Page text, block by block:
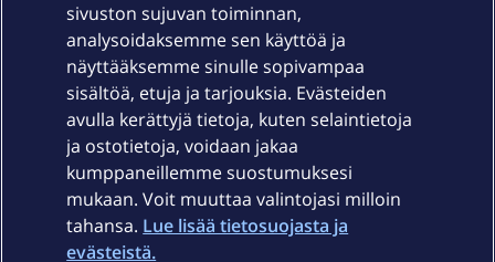
Laitteet & liittymät
Palvelut
Ajankohtaista
sivuston sujuvan toiminnan,
analysoidaksemme sen käyttöä ja
näyttääksemme sinulle sopivampaa
sisältöä, etuja ja tarjouksia. Evästeiden
avulla kerättyjä tietoja, kuten selaintietoja
ja ostotietoja, voidaan jakaa
kumppaneillemme suostumuksesi
mukaan. Voit muuttaa valintojasi milloin
tahansa. Lue lisää tietosuojasta ja
evästeistä.